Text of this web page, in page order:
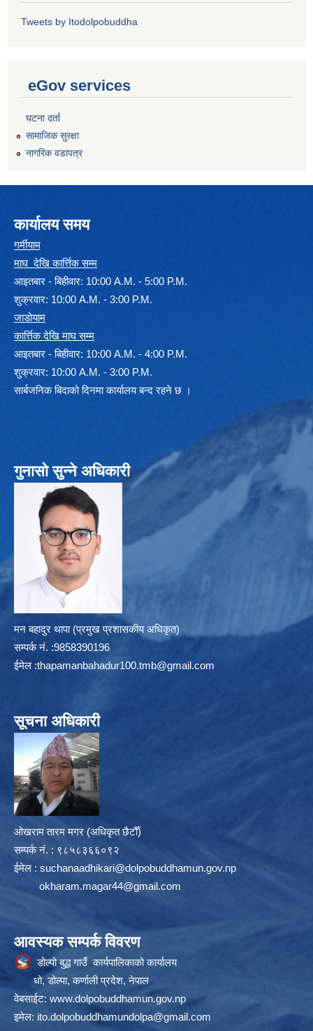
Tweets by Itodolpobuddha
eGov services
घटना दर्ता
सामाजिक सुरक्षा
नागरिक वडापत्र
कार्यालय समय
गर्मीयाम
माघ देखि कार्त्तिक सम्म
आइतबार - बिहीवार: 10:00 A.M. - 5:00 P.M.
शुक्रवार: 10:00 A.M. - 3:00 P.M.
जाडोयाम
कार्त्तिक देखि माघ सम्म
आइतबार - बिहीवार: 10:00 A.M. - 4:00 P.M.
शुक्रवार: 10:00 A.M. - 3:00 P.M.
सार्बजनिक बिदाको दिनमा कार्यालय बन्द रहने छ ।
गुनासो सुन्ने अधिकारी
मन बहादुर थापा (प्रमुख प्रशासकीय अधिकृत)
सम्पर्क न‌ं. :9858390196
ईमेल :thapamanbahadur100.tmb@gmail.com
सूचना अधिकारी
ओखराम तारम मगर (अधिकृत छैटौँ)
सम्पर्क न‌ं. : ९८५८३६६०९२
ईमेल : suchanaadhikari@dolpobuddhamun.gov.np
okharam.magar44@gmail.com
आवस्यक सम्पर्क विवरण
डोल्पो बुद्ध गाउँ कार्यपालिकाको कार्यालय
धो, डोल्पा, कर्णाली प्रदेश, नेपाल
वेबसाईट: www.dolpobuddhamun.gov.np
इमेल: ito.dolpobuddhamundolpa@gmail.com